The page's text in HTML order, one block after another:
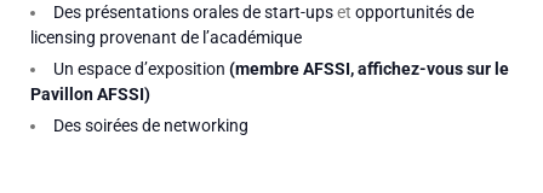
Des présentations orales de start-upset opportunités de
licensing provenant de l’académique
Un espace d’exposition (membre AFSSI, affichez-vous sur le
Pavillon AFSSI)
Des soirées de networking